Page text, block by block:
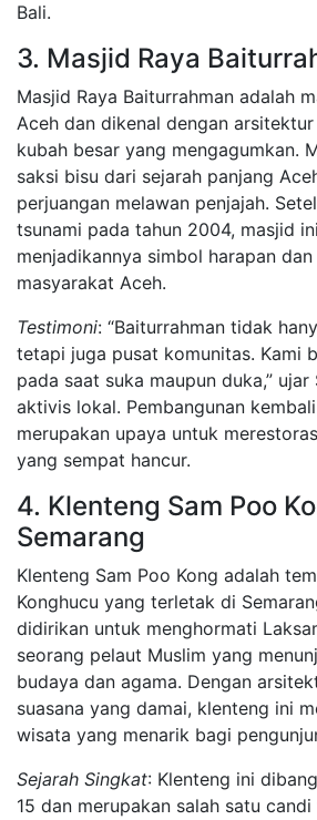
Bali.
3. Masjid Raya
Masjid Raya Baiturrahman adalah
Aceh dan dikenal dengan
kubah besar yang mengagumkan.
saksi bisu dari sejarah panjang
perjuangan melawan penjajah.
tsunami pada tahun 2004, masjid
menjadikannya simbol harapan
masyarakat Aceh.
Testimoni: “Baiturrahman tidak
tetapi juga pusat komunitas. Kami
pada saat suka maupun duka,” ujar
aktivis lokal. Pembangunan
merupakan upaya untuk
yang sempat hancur.
4. Klenteng Sam Poo
Semarang
Klenteng Sam Poo Kong adalah
Konghucu yang terletak di
didirikan untuk menghormati
seorang pelaut Muslim yang
budaya dan agama. Dengan
suasana yang damai, klenteng ini
wisata yang menarik bagi
Sejarah Singkat: Klenteng ini
15 dan merupakan salah satu